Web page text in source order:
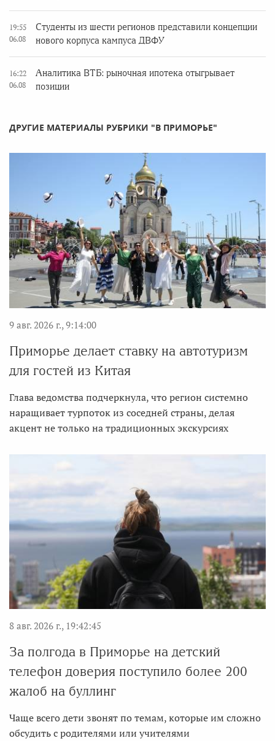
19:55
06.08
Студенты из шести регионов представили концепции
нового корпуса кампуса ДВФУ
16:22
06.08
Аналитика ВТБ: рыночная ипотека отыгрывает
позиции
ДРУГИЕ МАТЕРИАЛЫ РУБРИКИ "В ПРИМОРЬЕ"
9 авг. 2026 г., 9:14:00
Приморье делает ставку на автотуризм
для гостей из Китая
Глава ведомства подчеркнула, что регион системно
наращивает турпоток из соседней страны, делая
акцент не только на традиционных экскурсиях
8 авг. 2026 г., 19:42:45
За полгода в Приморье на детский
телефон доверия поступило более 200
жалоб на буллинг
Чаще всего дети звонят по темам, которые им сложно
обсудить с родителями или учителями